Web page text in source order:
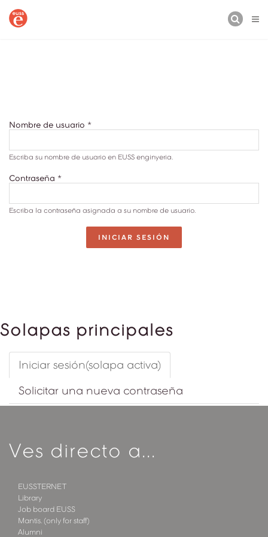
Nombre de usuario *
Escriba su nombre de usuario en EUSS enginyeria.
Contraseña *
Escriba la contraseña asignada a su nombre de usuario.
INICIAR SESIÓN
Solapas principales
Iniciar sesión(solapa activa)
Solicitar una nueva contraseña
Ves directo a...
EUSSTERNET
Library
Job board EUSS
Mantis. (only for staff)
Alumni